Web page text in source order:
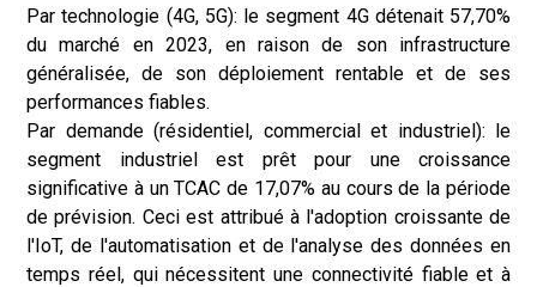
Par technologie (4G, 5G): le segment 4G détenait 57,70%
du marché en 2023, en raison de son infrastructure
généralisée, de son déploiement rentable et de ses
performances fiables.
Par demande (résidentiel, commercial et industriel): le
segment industriel est prêt pour une croissance
significative à un TCAC de 17,07% au cours de la période
de prévision. Ceci est attribué à l'adoption croissante de
l'IoT, de l'automatisation et de l'analyse des données en
temps réel, qui nécessitent une connectivité fiable et à